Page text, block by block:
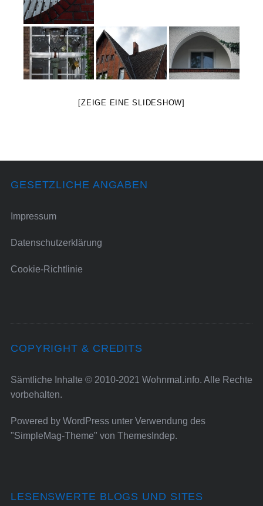
[ZEIGE EINE SLIDESHOW]
GESETZLICHE ANGABEN
Impressum
Datenschutzerklärung
Cookie-Richtlinie
COPYRIGHT & CREDITS
Sämtliche Inhalte © 2010-2021 Wohnmal.info. Alle Rechte
vorbehalten.
Powered by WordPressunter Verwendung des
"SimpleMag-Theme" von ThemesIndep.
LESENSWERTE BLOGS UND SITES